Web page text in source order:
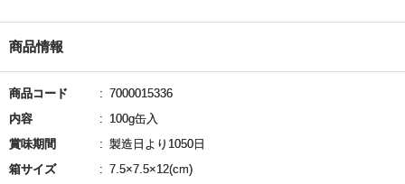
商品情報
商品コード
7000015336
内容
100g缶入
賞味期間
製造日より1050日
箱サイズ
7.5×7.5×12(cm)